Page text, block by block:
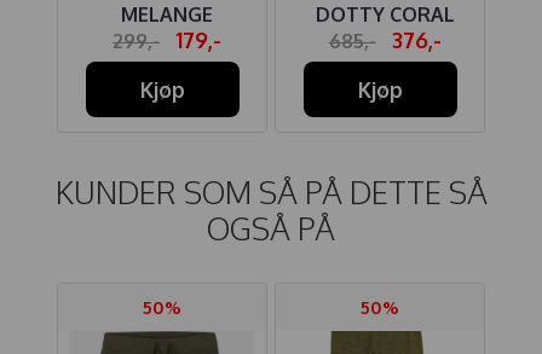
MELANGE
299,-
179,-
Kjøp
DOTTY CORAL
HAZE
685,-
376,-
Kjøp
KUNDER SOM SÅ PÅ DETTE SÅ
OGSÅ PÅ
50% 50%